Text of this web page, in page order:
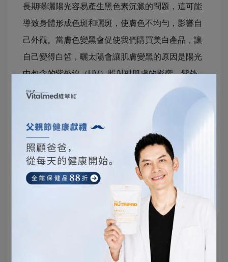
長期曝曬陽光容易產生黑色素沉澱的問題，這可能
導致身體形成色斑和曬斑，使膚色不均勻，影響自
己外觀。當膚色變黑會促使我們購買美白產品，讓
自己變得白皙，曬太陽會讓肌膚變黑的原因是陽光
中包含的紫外線（UV）照射對肌膚的影響。紫外
線有分紫外線 A (UVA) 和紫外線 B (UVB)，它們對
紫外線 A (UVA)：UVA可以穿透深層肌膚，並對肌
膚裡的膠原蛋白和彈性纖維造成損害， UVA 就是
導致肌膚老化的重要原因。雖然 UVA 不像 UVB 那
樣引起肌膚曬傷症狀，但它能夠透過長期積累導致